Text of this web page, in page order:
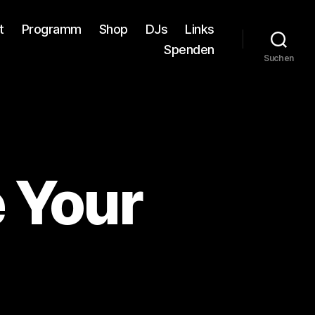
Programm Shop DJs
Links
Spenden
Suchen
Your